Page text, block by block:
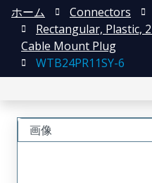
ホーム Connectors
Rectangular, Plastic,
Cable Mount Plug
WTB24PR11SY-6
画像